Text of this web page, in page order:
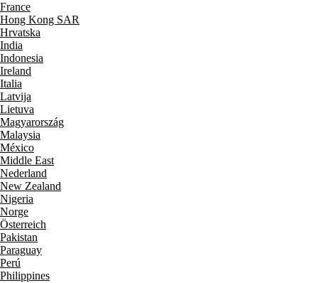
France
Hong Kong SAR
Hrvatska
India
Indonesia
Ireland
Italia
Latvija
Lietuva
Magyarország
Malaysia
México
Middle East
Nederland
New Zealand
Nigeria
Norge
Österreich
Pakistan
Paraguay
Perú
Philippines